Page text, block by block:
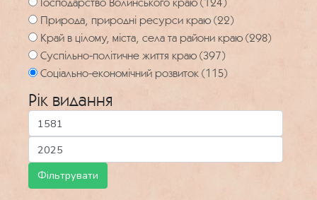
Природа, природні ресурси краю (22)
Край в цілому, міста, села та райони краю (298)
Суспільно-політичне життя краю (397)
Соціально-економічний розвиток (115)
Рік видання